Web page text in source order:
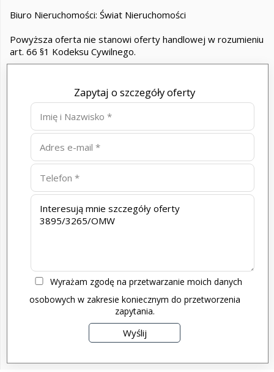
Biuro Nieruchomości: Świat Nieruchomości
Powyższa oferta nie stanowi oferty handlowej w rozumieniu
art. 66 §1 Kodeksu Cywilnego.
Zapytaj o szczegóły oferty
Wyrażam zgodę na przetwarzanie moich danych
osobowych w zakresie koniecznym do przetworzenia
zapytania.